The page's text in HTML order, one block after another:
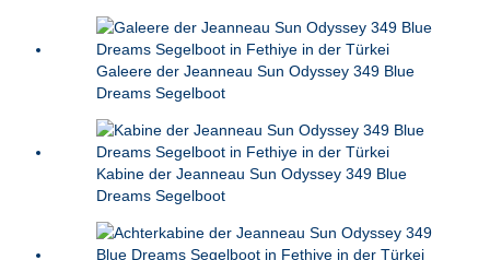
Galeere der Jeanneau Sun Odyssey 349 Blue
Dreams Segelboot
Kabine der Jeanneau Sun Odyssey 349 Blue
Dreams Segelboot